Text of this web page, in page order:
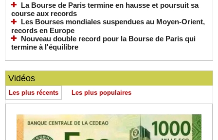
La Bourse de Paris termine en hausse et poursuit sa
course aux records
Les Bourses mondiales suspendues au Moyen-Orient,
records en Europe
Nouveau double record pour la Bourse de Paris qui
termine à l'équilibre
Vidéos
Les plus récents Les plus populaires